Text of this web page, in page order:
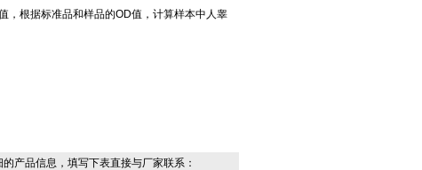
，根据标准品和样品的OD值，计算样本中人睾
产品信息，填写下表直接与厂家联系：